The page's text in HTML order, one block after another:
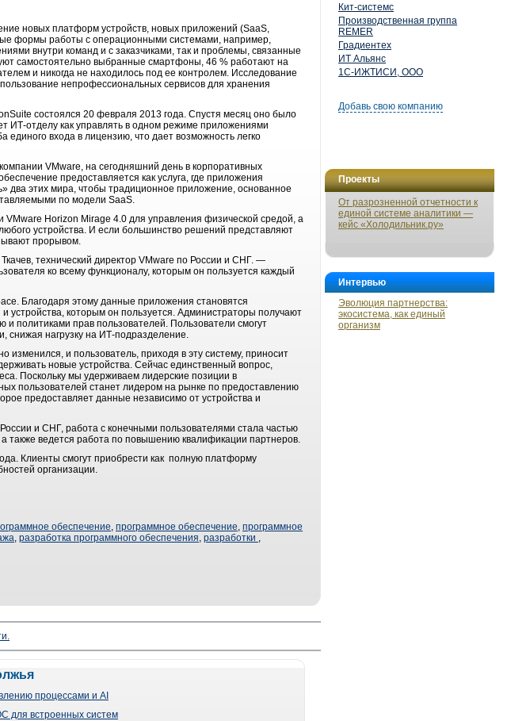
Кит-системс
Производственная группа
REMER
Градиентех
ИТ Альянс
1С-ИЖТИСИ, ООО
Добавь свою компанию
Проекты
От разрозненной отчетности к
единой системе аналитики —
кейс «Холодильник.ру»
Интервью
Эволюция партнерства:
экосистема, как единый
организм
новых платформ устройств, новых приложений (SaaS,
формы работы с операционными системами, например,
внутри команд и с заказчиками, так и проблемы, связанные
самостоятельно выбранные смартфоны, 46 % работают на
и никогда не находилось под ее контролем. Исследование
непрофессиональных сервисов для хранения
состоялся 20 февраля 2013 года. Спустя месяц оно было
ИТ-отделу как управлять в одном режиме приложениями
входа в лицензию, что дает возможность легко
VMware, на сегодняшний день в корпоративных
предоставляется как услуга, где приложения
два этих мира, чтобы традиционное приложение, основанное
по модели SaaS.
Horizon Mirage 4.0 для управления физической средой, а
устройства. И если большинство решений представляют
прорывом.
технический директор VMware по России и СНГ. —
ко всему функционалу, которым он пользуется каждый
Благодаря этому данные приложения становятся
устройства, которым он пользуется. Администраторы получают
политиками прав пользователей. Пользователи смогут
снижая нагрузку на ИТ-подразделение.
и пользователь, приходя в эту систему, приносит
новые устройства. Сейчас единственный вопрос,
Поскольку мы удерживаем лидерские позиции в
пользователей станет лидером на рынке по предоставлению
предоставляет данные независимо от устройства и
и СНГ, работа с конечными пользователями стала частью
также ведется работа по повышению квалификации партнеров.
Клиенты смогут приобрести как полную платформу
организации.
обеспечение, программное обеспечение, программное
, разработка программного обеспечения, разработки ,
процессами и AI
для встроенных систем